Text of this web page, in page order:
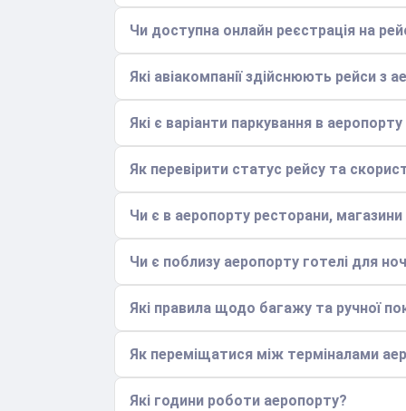
Чи доступна онлайн реєстрація на
Які авіакомпанії здійснюють рейси з
Які є варіанти паркування в
Як перевірити статус рейсу та
Чи є в аеропорту ресторани, магазини
Чи є поблизу аеропорту готелі для
Які правила щодо багажу та ручної
Як переміщатися між терміналами
Які години роботи аеропорту?